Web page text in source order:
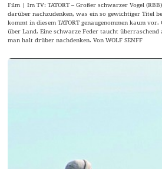
Film | Im TV: TATORT – Großer schwarzer Vogel
darüber nachzudenken, was ein so gewichtiger Titel
kommt in diesem TATORT genaugenommen kaum
über Land. Eine schwarze Feder taucht überraschend
man halt drüber nachdenken. Von WOLF SENFF